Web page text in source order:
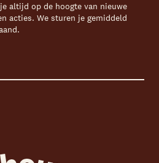
altijd op de hoogte van nieuwe
acties. We sturen je gemiddeld